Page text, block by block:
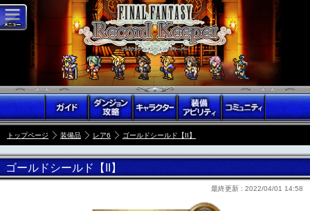
トップページ 装備品 レア6 ゴールドシールド【II】
ゴールドシールド【II】
最終更新 : 2022/04/01 14:58